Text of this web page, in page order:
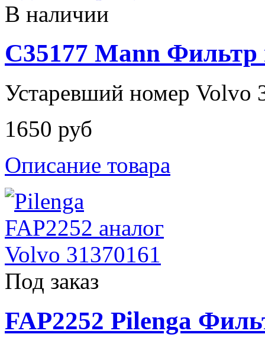
В наличии
C35177 Mann
Устаревший номер Volvo
1650 руб
Описание товара
Под заказ
FAP2252 Pilenga